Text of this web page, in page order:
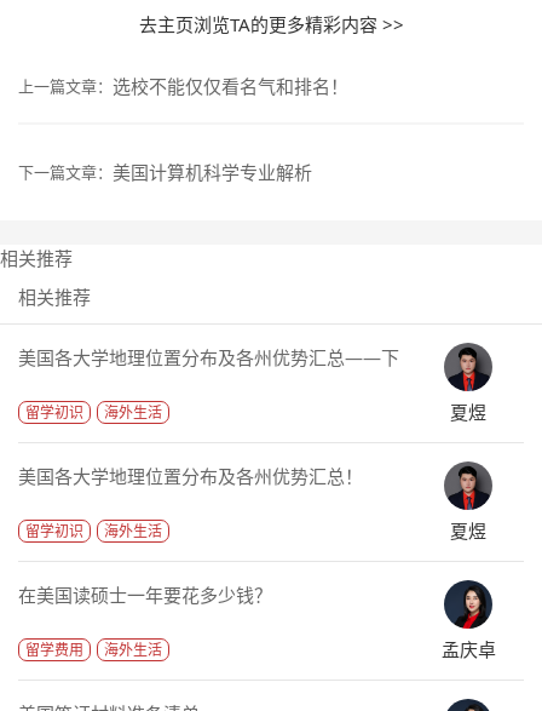
去主页浏览TA的更多精彩内容 >>
上一篇文章： 选校不能仅仅看名气和排名！
下一篇文章： 美国计算机科学专业解析
相关推荐
相关推荐
美国各大学地理位置分布及各州优势汇总——下
留学初识 海外生活 夏煜
美国各大学地理位置分布及各州优势汇总！
留学初识 海外生活 夏煜
在美国读硕士一年要花多少钱？
留学费用 海外生活 孟庆卓